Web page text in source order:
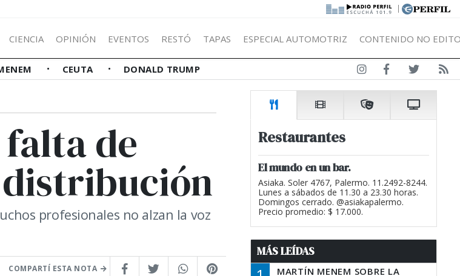
|
CIENCIA OPINIÓN EVENTOS RESTÓ TAPAS ESPECIAL AUTOMOTRIZ CONTENIDO NO
CEUTA DONALD TRUMP
de
profesionales no alzan la voz
COMPARTÍ ESTA NOTA
Restaurantes
El mundo en un bar.
Asiaka. Soler 4767, Palermo. 11.2492-8244.
Lunes a sábados de 11.30 a 23.30 horas.
Domingos cerrado. @asiakapalermo.
Precio promedio: $ 17.000.
MÁS LEÍDAS
MARTÍN MENEM SOBRE LA